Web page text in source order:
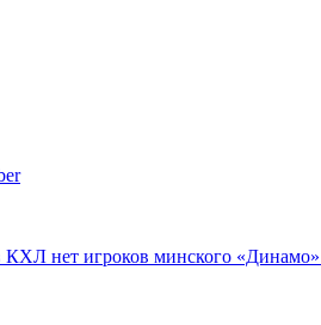
КХЛ нет игроков минского «Динамо»